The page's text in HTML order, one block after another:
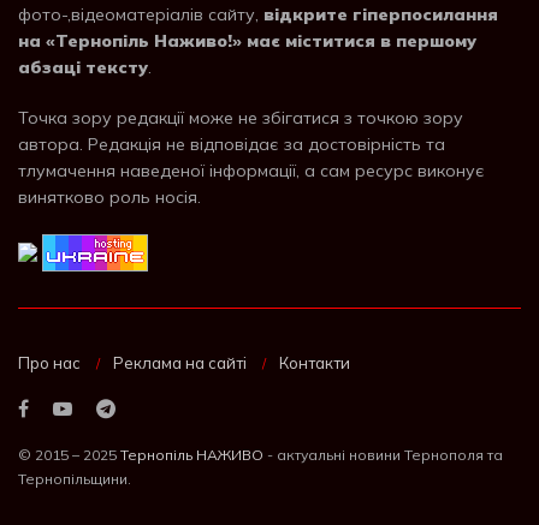
фото-,відеоматеріалів сайту, відкрите гіперпосилання
на «Тернопіль Наживо!» має міститися в першому
абзаці тексту
Точка зору редакції може не збігатися з точкою зору
автора. Редакція не відповідає за достовірність та
тлумачення наведеної інформації, а сам ресурс виконує
винятково роль носія.
Про нас Реклама на сайті Контакти
© 2015 – 2025 Тернопіль НАЖИВО - актуальні новини Тернополя та
Тернопільщини.